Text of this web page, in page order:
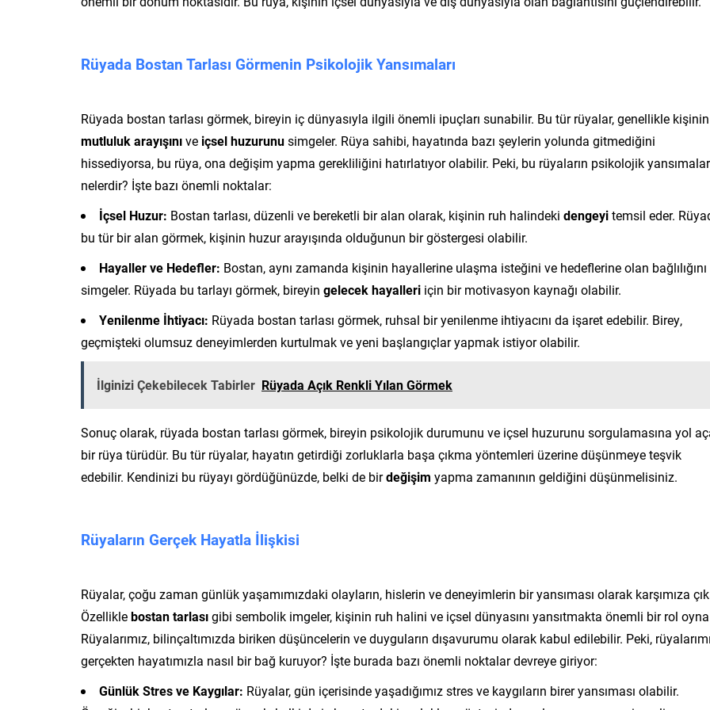
Rüyada Bostan Tarlası Görmenin Psikolojik Yansımaları
Rüyada bostan tarlası görmek, bireyin iç dünyasıyla ilgili önemli ipuçları sunabilir. Bu tür rüyalar, genellikle kişinin
mutluluk arayışınıve içsel huzurunusimgeler. Rüya sahibi, hayatında bazı şeylerin yolunda gitmediğini
hissediyorsa, bu rüya, ona değişim yapma gerekliliğini hatırlatıyor olabilir. Peki, bu rüyaların psikolojik
nelerdir? İşte bazı önemli noktalar:
İçsel Huzur: Bostan tarlası, düzenli ve bereketli bir alan olarak, kişinin ruh halindeki dengeyitemsil eder.
bu tür bir alan görmek, kişinin huzur arayışında olduğunun bir göstergesi olabilir.
Hayaller ve Hedefler: Bostan, aynı zamanda kişinin hayallerine ulaşma isteğini ve hedeflerine olan bağlılığını
simgeler. Rüyada bu tarlayı görmek, bireyin gelecek hayalleri için bir motivasyon kaynağı olabilir.
Yenilenme İhtiyacı: Rüyada bostan tarlası görmek, ruhsal bir yenilenme ihtiyacını da işaret edebilir. Birey,
geçmişteki olumsuz deneyimlerden kurtulmak ve yeni başlangıçlar yapmak istiyor olabilir.
İlginizi Çekebilecek Tabirler Rüyada Açık Renkli Yılan Görmek
Sonuç olarak, rüyada bostan tarlası görmek, bireyin psikolojik durumunu ve içsel huzurunu sorgulamasına yol
bir rüya türüdür. Bu tür rüyalar, hayatın getirdiği zorluklarla başa çıkma yöntemleri üzerine düşünmeye teşvik
edebilir. Kendinizi bu rüyayı gördüğünüzde, belki de birdeğişim yapma zamanının geldiğini düşünmelisiniz.
Rüyaların Gerçek Hayatla İlişkisi
Rüyalar, çoğu zaman günlük yaşamımızdaki olayların, hislerin ve deneyimlerin bir yansıması olarak karşımıza
Özelliklebostan tarlasıgibi sembolik imgeler, kişinin ruh halini ve içsel dünyasını yansıtmakta önemli bir rol
Rüyalarımız, bilinçaltımızda biriken düşüncelerin ve duyguların dışavurumu olarak kabul edilebilir. Peki,
gerçekten hayatımızla nasıl bir bağ kuruyor? İşte burada bazı önemli noktalar devreye giriyor:
Günlük Stres ve Kaygılar: Rüyalar, gün içerisinde yaşadığımız stres ve kaygıların birer yansıması olabilir.